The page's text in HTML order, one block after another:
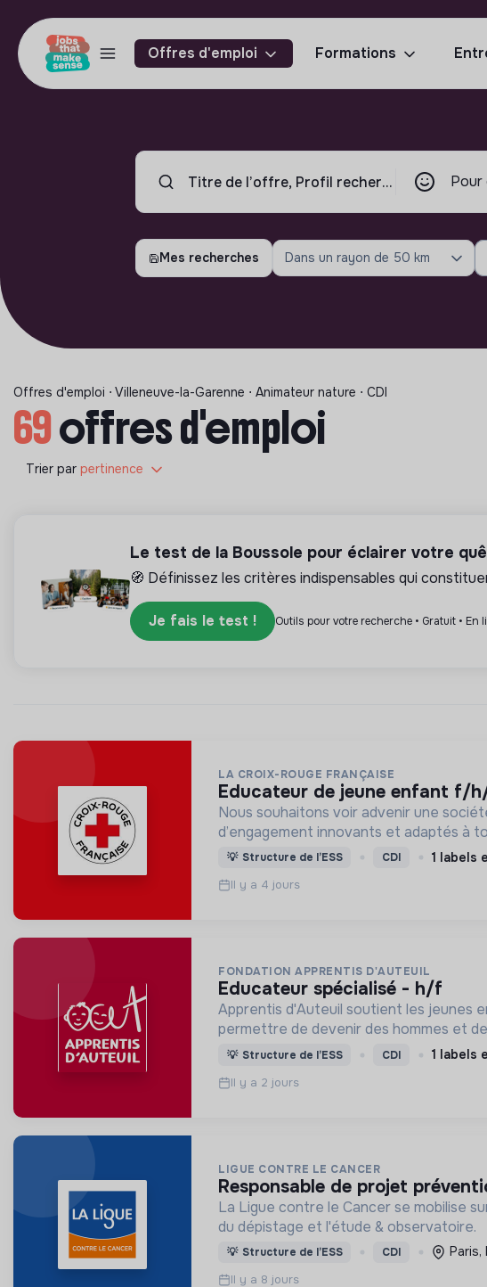
Offres d'emploi Formations
Pour
Mes recherches Dans un rayon de 50 km
Offres d'emploi ⋅ Villeneuve-la-Garenne ⋅ Animateur nature ⋅ CDI
69offres d'emploi
Trier par pertinence
Le test de la Boussole pour éclairer votre
🧭 Définissez les critères indispensables qui
Je fais le test ! Outils pour votre recherche • Gratuit • En
LA CROIX-ROUGE FRANÇAISE
educateur de jeune enfant f/
Nous souhaitons voir advenir une
d’engagement innovants et adaptés à
💡 Structure de l’ESS CDI 1 labels
Il y a 4 jours
FONDATION APPRENTIS D'AUTEUIL
educateur spécialisé - h/f
Apprentis d'Auteuil soutient les jeunes
permettre de devenir des hommes et
💡 Structure de l’ESS CDI 1 labels
Il y a 2 jours
LIGUE CONTRE LE CANCER
responsable de projet
La Ligue contre le Cancer se mobilise
du dépistage et l'étude & observatoire.
💡 Structure de l’ESS CDI Paris,
Il y a 8 jours